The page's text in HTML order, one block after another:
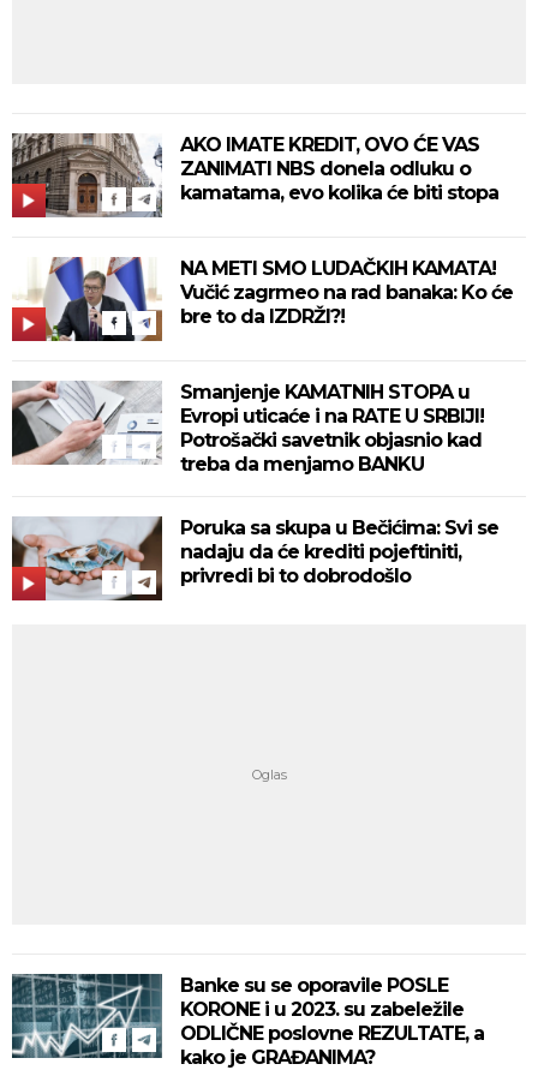
AKO IMATE KREDIT, OVO ĆE VAS
ZANIMATI NBS donela odluku o
kamatama, evo kolika će biti stopa
NA METI SMO LUDAČKIH KAMATA!
Vučić zagrmeo na rad banaka: Ko će
bre to da IZDRŽI?!
Smanjenje KAMATNIH STOPA u
Evropi uticaće i na RATE U SRBIJI!
Potrošački savetnik objasnio kad
treba da menjamo BANKU
Poruka sa skupa u Bečićima: Svi se
nadaju da će krediti pojeftiniti,
privredi bi to dobrodošlo
Banke su se oporavile POSLE
KORONE i u 2023. su zabeležile
ODLIČNE poslovne REZULTATE, a
kako je GRAĐANIMA?